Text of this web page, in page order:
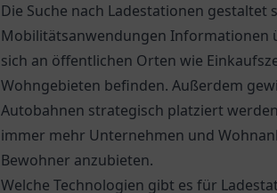
Die Suche nach Ladestationen gestaltet
Mobilitätsanwendungen Informationen
sich an öffentlichen Orten wie
Wohngebieten befinden. Außerdem
Autobahnen strategisch platziert
immer mehr Unternehmen und
Bewohner anzubieten.
Welche Technologien gibt es für